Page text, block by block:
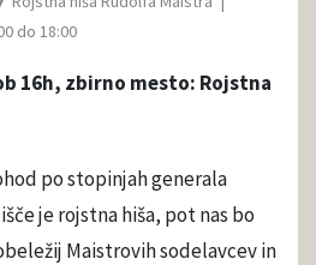
do 18:00
16h, zbirno mesto: Rojstna
po stopinjah generala
je rojstna hiša, pot nas bo
Maistrovih sodelavcev in